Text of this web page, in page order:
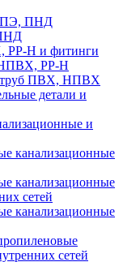
ПЭ, ПНД
H и фитинги
PP-H
труб ПВХ, НПВХ
детали и
и
канализационные
канализационные
сетей
канализационные
сетей